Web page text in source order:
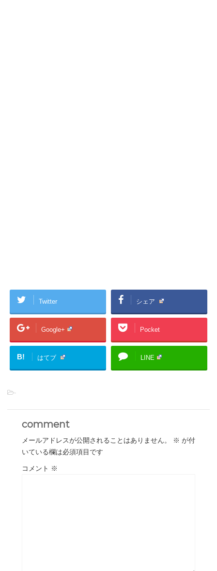
Twitter シェア
Google+ Pocket
B! はてブ LINE
-
comment
メールアドレスが公開されることはありません。 ※ が付
いている欄は必須項目です
コメント ※